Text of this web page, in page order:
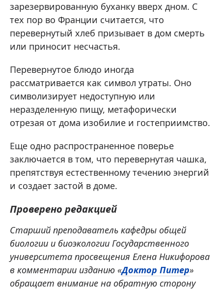
зарезервированную буханку вверх дном. С
тех пор во Франции считается, что
перевернутый хлеб призывает в дом смерть
или приносит несчастья.
Перевернутое блюдо иногда
рассматривается как символ утраты. Оно
символизирует недоступную или
неразделенную пищу, метафорически
отрезая от дома изобилие и гостеприимство.
Еще одно распространенное поверье
заключается в том, что перевернутая чашка,
препятствуя естественному течению энергий
и создает застой в доме.
Проверено редакцией
Старший преподаватель кафедры общей
биологии и биоэкологии Государственного
университета просвещения Елена Никифорова
в комментарии изданию «Доктор Питер»
обращает внимание на обратную сторону